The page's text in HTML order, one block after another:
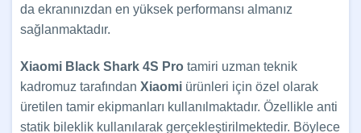
da ekranınızdan en yüksek performansı almanız
sağlanmaktadır.
Xiaomi Black Shark 4S Pro tamiri uzman teknik
kadromuz tarafından Xiaomi ürünleri için özel olarak
üretilen tamir ekipmanları kullanılmaktadır. Özellikle anti
statik bileklik kullanılarak gerçekleştirilmektedir. Böylece